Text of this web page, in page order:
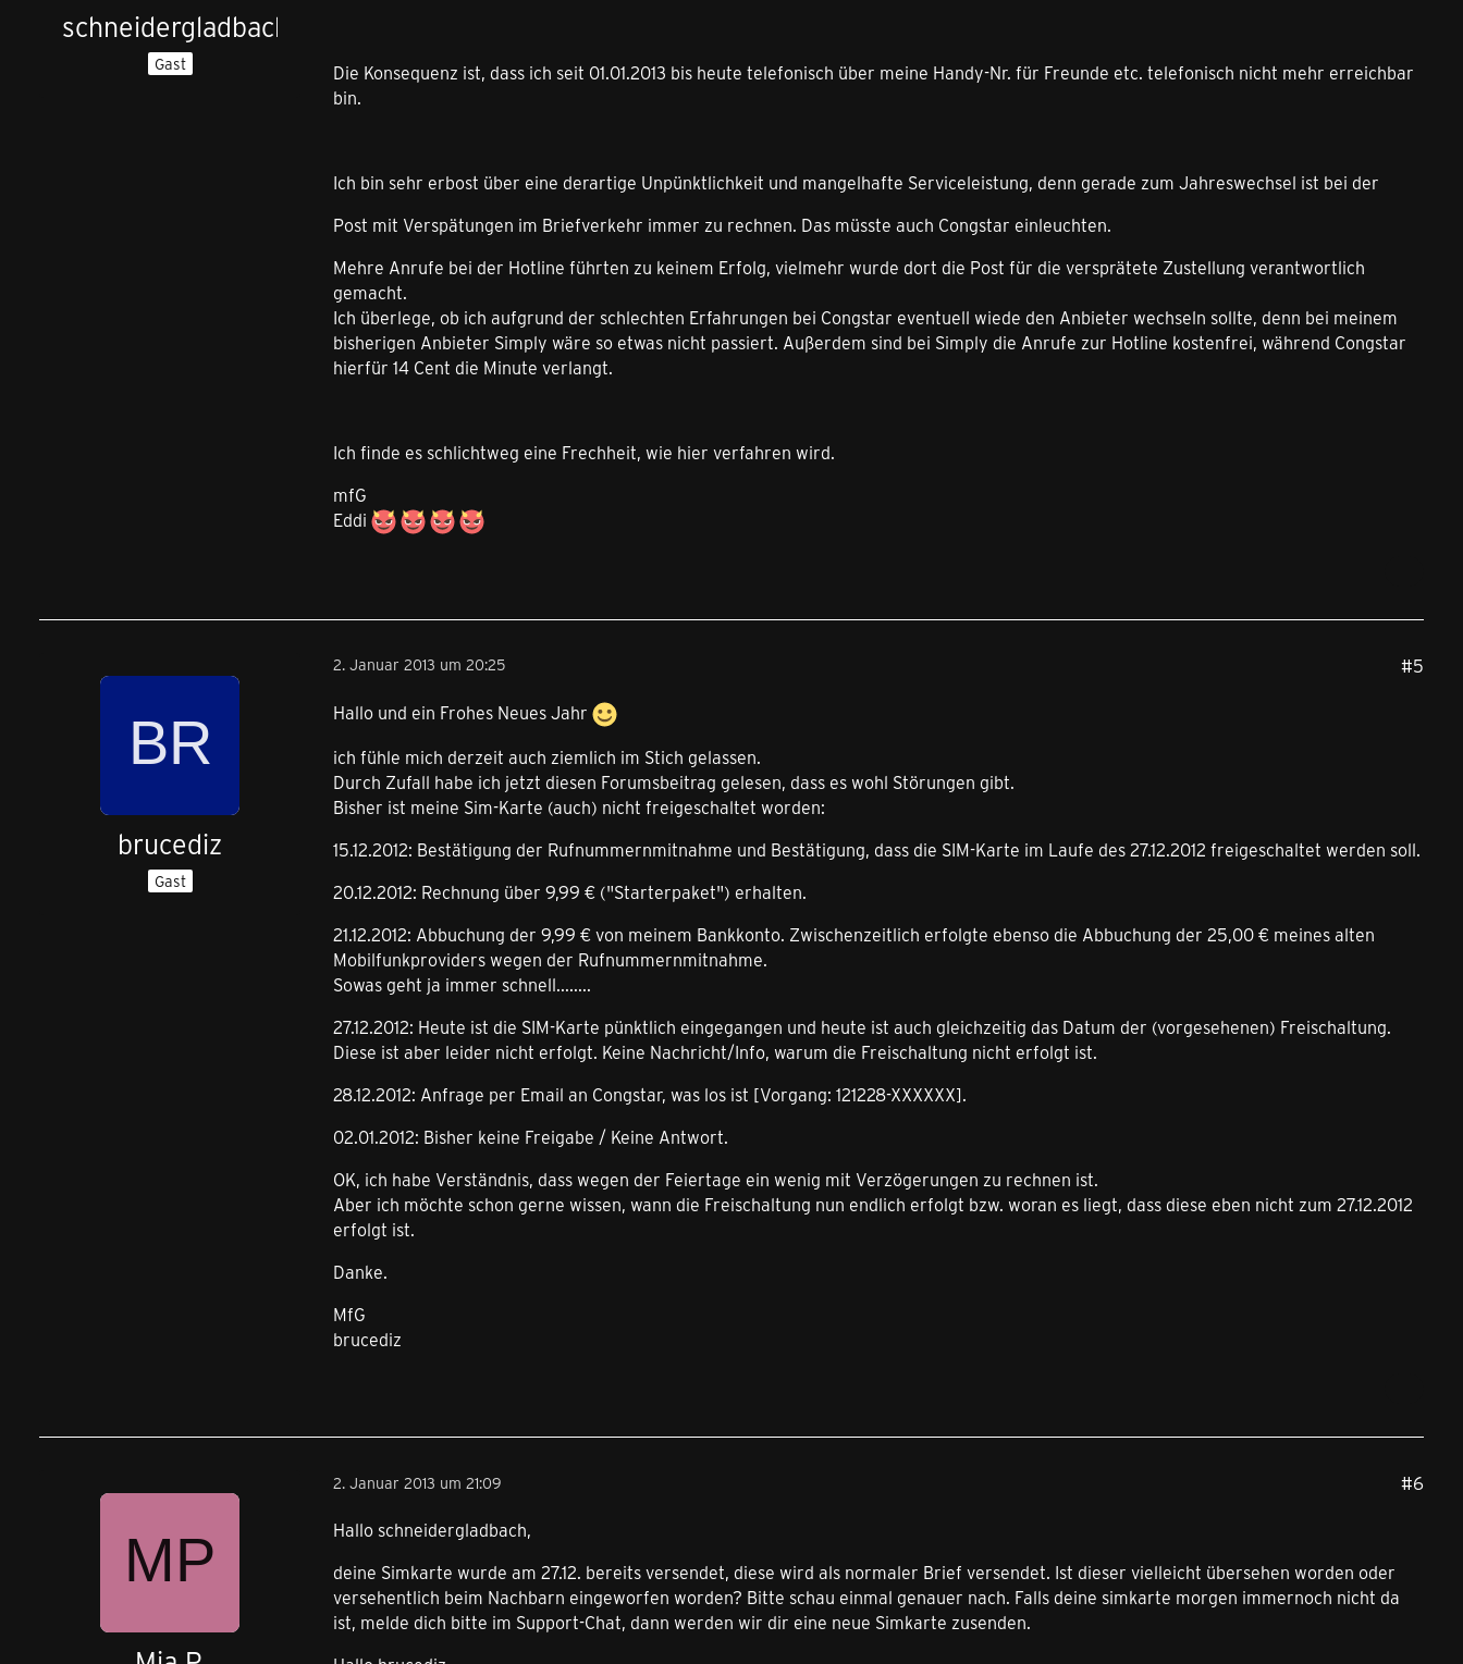
schneidergladbach
Gast
Die Konsequenz ist, dass ich seit 01.01.2013 bis heute telefonisch über meine Handy-Nr. für Freunde etc. telefonisch nicht mehr erreichbar
bin.
Ich bin sehr erbost über eine derartige Unpünktlichkeit und mangelhafte Serviceleistung, denn gerade zum Jahreswechsel ist bei der
Post mit Verspätungen im Briefverkehr immer zu rechnen. Das müsste auch Congstar einleuchten.
Mehre Anrufe bei der Hotline führten zu keinem Erfolg, vielmehr wurde dort die Post für die versprätete Zustellung verantwortlich
gemacht.
Ich überlege, ob ich aufgrund der schlechten Erfahrungen bei Congstar eventuell wiede den Anbieter wechseln sollte, denn bei meinem
bisherigen Anbieter Simply wäre so etwas nicht passiert. Außerdem sind bei Simply die Anrufe zur Hotline kostenfrei, während Congstar
hierfür 14 Cent die Minute verlangt.
Ich finde es schlichtweg eine Frechheit, wie hier verfahren wird.
mfG
Eddi
brucediz
Gast
2. Januar 2013 um 20:25 #5
Hallo und ein Frohes Neues Jahr
ich fühle mich derzeit auch ziemlich im Stich gelassen.
Durch Zufall habe ich jetzt diesen Forumsbeitrag gelesen, dass es wohl Störungen gibt.
Bisher ist meine Sim-Karte (auch) nicht freigeschaltet worden:
15.12.2012: Bestätigung der Rufnummernmitnahme und Bestätigung, dass die SIM-Karte im Laufe des 27.12.2012 freigeschaltet werden soll.
20.12.2012: Rechnung über 9,99 € ("Starterpaket") erhalten.
21.12.2012: Abbuchung der 9,99 € von meinem Bankkonto. Zwischenzeitlich erfolgte ebenso die Abbuchung der 25,00 € meines alten
Mobilfunkproviders wegen der Rufnummernmitnahme.
Sowas geht ja immer schnell........
27.12.2012: Heute ist die SIM-Karte pünktlich eingegangen und heute ist auch gleichzeitig das Datum der (vorgesehenen) Freischaltung.
Diese ist aber leider nicht erfolgt. Keine Nachricht/Info, warum die Freischaltung nicht erfolgt ist.
28.12.2012: Anfrage per Email an Congstar, was los ist [Vorgang: 121228-XXXXXX].
02.01.2012: Bisher keine Freigabe / Keine Antwort.
OK, ich habe Verständnis, dass wegen der Feiertage ein wenig mit Verzögerungen zu rechnen ist.
Aber ich möchte schon gerne wissen, wann die Freischaltung nun endlich erfolgt bzw. woran es liegt, dass diese eben nicht zum 27.12.2012
erfolgt ist.
Danke.
MfG
brucediz
2. Januar 2013 um 21:09 #6
Hallo schneidergladbach,
deine Simkarte wurde am 27.12. bereits versendet, diese wird als normaler Brief versendet. Ist dieser vielleicht übersehen worden oder
versehentlich beim Nachbarn eingeworfen worden? Bitte schau einmal genauer nach. Falls deine simkarte morgen immernoch nicht da
ist, melde dich bitte im Support-Chat, dann werden wir dir eine neue Simkarte zusenden.